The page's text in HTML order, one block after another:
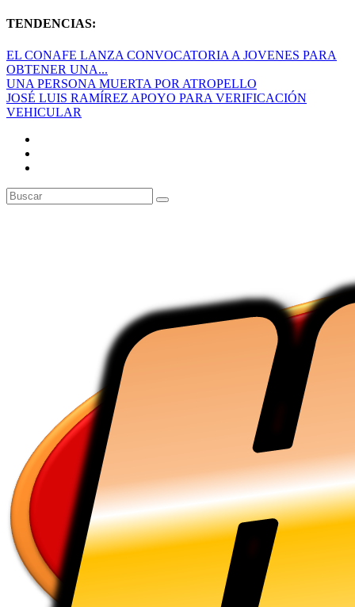
TENDENCIAS:
EL CONAFE LANZA CONVOCATORIA A JOVENES PARA
OBTENER UNA...
UNA PERSONA MUERTA POR ATROPELLO
JOSÉ LUIS RAMÍREZ APOYO PARA VERIFICACIÓN
VEHICULAR